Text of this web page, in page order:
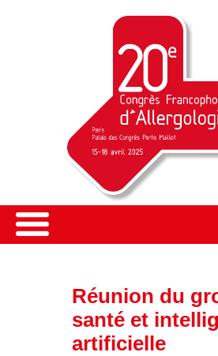
Réunion du
santé et
artificielle